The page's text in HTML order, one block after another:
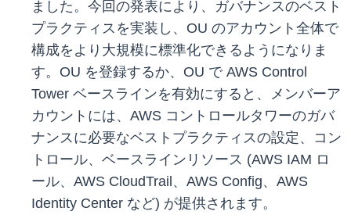
ました。今回の発表により、ガバナンスのベスト
プラクティスを実装し、OU のアカウント全体で
構成をより大規模に標準化できるようになりま
す。OU を登録するか、OU で AWS Control
Tower ベースラインを有効にすると、メンバーア
カウントには、AWS コントロールタワーのガバ
ナンスに必要なベストプラクティスの設定、コン
トロール、ベースラインリソース (AWS IAM ロ
ール、AWS CloudTrail、AWS Config、AWS
Identity Center など) が提供されます。